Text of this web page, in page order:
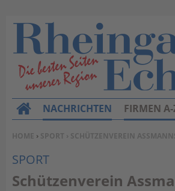
SIE BEFINDEN SICH HIER:
HOME › SPORT › SCHÜTZENVEREIN
SPORT
Schützenverein
H
o
m
e
NACHRICHTEN FIRMEN A-